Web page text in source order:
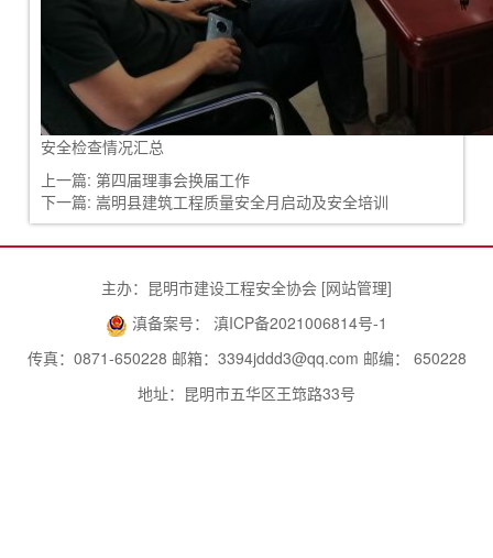
安全检查情况汇总
上一篇: 第四届理事会换届工作
下一篇:嵩明县建筑工程质量安全月启动及安全培训
主办：昆明市建设工程安全协会 [网站管理]
滇备案号： 滇ICP备2021006814号-1
传真：0871-650228 邮箱：3394jddd3@qq.com 邮编： 650228
地址：昆明市五华区王筇路33号